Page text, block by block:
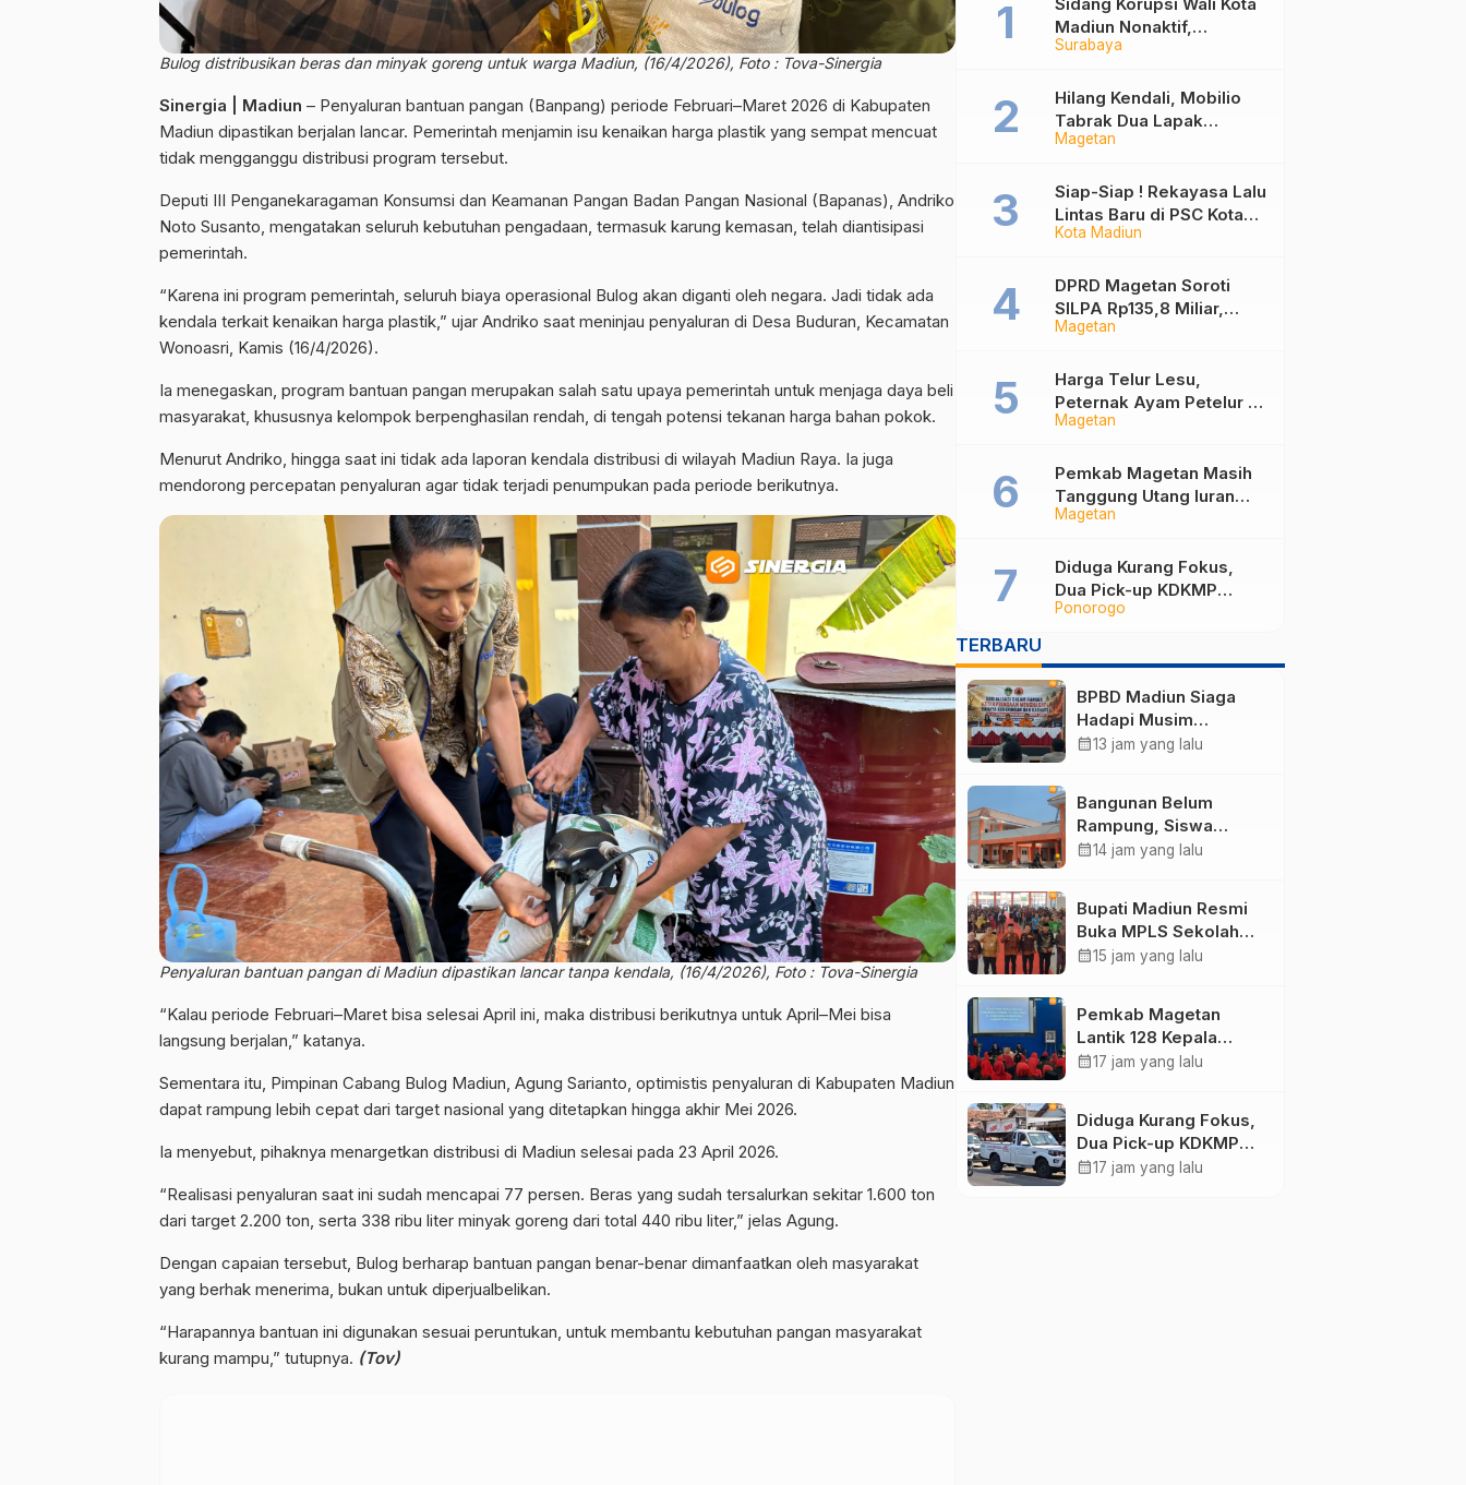
Bulog distribusikan beras dan minyak goreng untuk warga Madiun, (16/4/2026), Foto : Tova-Sinergia
Sinergia | Madiun – Penyaluran bantuan pangan (Banpang) periode Februari–Maret 2026 di Kabupaten
Madiun dipastikan berjalan lancar. Pemerintah menjamin isu kenaikan harga plastik yang sempat mencuat
tidak mengganggu distribusi program tersebut.
Deputi III Penganekaragaman Konsumsi dan Keamanan Pangan Badan Pangan Nasional (Bapanas), Andriko
Noto Susanto, mengatakan seluruh kebutuhan pengadaan, termasuk karung kemasan, telah diantisipasi
pemerintah.
“Karena ini program pemerintah, seluruh biaya operasional Bulog akan diganti oleh negara. Jadi tidak ada
kendala terkait kenaikan harga plastik,” ujar Andriko saat meninjau penyaluran di Desa Buduran, Kecamatan
Wonoasri, Kamis (16/4/2026).
Ia menegaskan, program bantuan pangan merupakan salah satu upaya pemerintah untuk menjaga daya beli
masyarakat, khususnya kelompok berpenghasilan rendah, di tengah potensi tekanan harga bahan pokok.
Menurut Andriko, hingga saat ini tidak ada laporan kendala distribusi di wilayah Madiun Raya. Ia juga
mendorong percepatan penyaluran agar tidak terjadi penumpukan pada periode berikutnya.
Penyaluran bantuan pangan di Madiun dipastikan lancar tanpa kendala, (16/4/2026), Foto : Tova-Sinergia
“Kalau periode Februari–Maret bisa selesai April ini, maka distribusi berikutnya untuk April–Mei bisa
langsung berjalan,” katanya.
Sementara itu, Pimpinan Cabang Bulog Madiun, Agung Sarianto, optimistis penyaluran di Kabupaten Madiun
dapat rampung lebih cepat dari target nasional yang ditetapkan hingga akhir Mei 2026.
Ia menyebut, pihaknya menargetkan distribusi di Madiun selesai pada 23 April 2026.
“Realisasi penyaluran saat ini sudah mencapai 77 persen. Beras yang sudah tersalurkan sekitar 1.600 ton
dari target 2.200 ton, serta 338 ribu liter minyak goreng dari total 440 ribu liter,” jelas Agung.
Dengan capaian tersebut, Bulog berharap bantuan pangan benar-benar dimanfaatkan oleh masyarakat
yang berhak menerima, bukan untuk diperjualbelikan.
“Harapannya bantuan ini digunakan sesuai peruntukan, untuk membantu kebutuhan pangan masyarakat
kurang mampu,” tutupnya. (Tov)
Surabaya
Madiun Nonaktif,
Kesaksian Imam Pejel
Rekening Rp 7 Miliar
Magetan
Hilang Kendali, Mobilio
Tabrak Dua Lapak
Pedagang di Pasar
Kota Madiun
Siap-Siap ! Rekayasa Lalu
Lintas Baru di PSC Kota
Madiun Berlaku, Ini Daftar
Magetan
DPRD Magetan Soroti
SILPA Rp135,8 Miliar,
Desak Pemkab
Bayar Proyek
Magetan
Harga Telur Lesu,
Peternak Ayam Petelur di
Magetan Terpaksa Gadai
demi Bertahan
Magetan
Pemkab Magetan Masih
Tanggung Utang Iuran
JKN Rp6 Miliar, Dampak
Tekanan Fiskal
Ponorogo
Diduga Kurang Fokus,
Dua Pick-up KDKMP
Tabrak Bus Pariwisata di
TERBARU
BPBD Madiun Siaga
Hadapi Musim
Kemarau, Petakan 71
Desa Rawan Karhutla
calendar_month13 jam yang lalu
Bangunan Belum
Rampung, Siswa
Sekolah Rakyat Madiun
calendar_month14 jam yang lalu
Bupati Madiun Resmi
Buka MPLS Sekolah
Rakyat, 260 Siswa
calendar_month15 jam yang lalu
Pemkab Magetan
Lantik 128 Kepala
Sekolah, Bupati
untuk Isi Jabatan yang
Masih Kosong
calendar_month17 jam yang lalu
Diduga Kurang Fokus,
Dua Pick-up KDKMP
Tabrak Bus Pariwisata
calendar_month17 jam yang lalu